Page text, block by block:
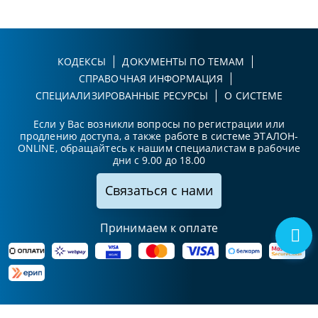
КОДЕКСЫ
ДОКУМЕНТЫ ПО ТЕМАМ
СПРАВОЧНАЯ ИНФОРМАЦИЯ
СПЕЦИАЛИЗИРОВАННЫЕ РЕСУРСЫ
О СИСТЕМЕ
Если у Вас возникли вопросы по регистрации или
продлению доступа, а также работе в системе ЭТАЛОН-
ONLINE, обращайтесь к нашим специалистам в рабочие
дни с 9.00 до 18.00
Связаться с нами
Принимаем к оплате